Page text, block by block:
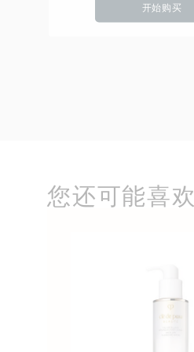
开始购买
您还可能喜欢